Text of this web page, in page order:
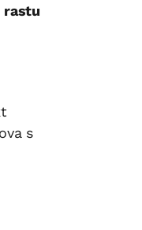
rastu
s